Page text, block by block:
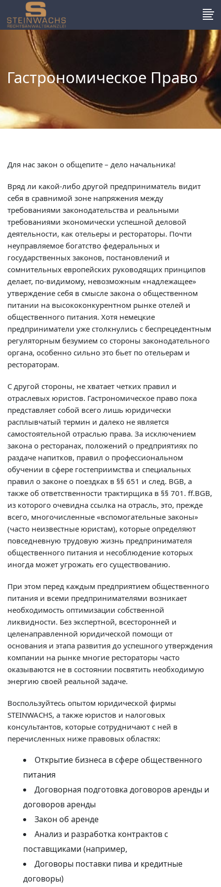
Гастрономическое Право
Для нас закон о общепите – дело начальника!
Вряд ли какой-либо другой предприниматель видит
себя в сравнимой зоне напряжения между
требованиями законодательства и реальными
требованиями экономически успешной деловой
деятельности, как отельеры и рестораторы. Почти
неуправляемое богатство федеральных и
государственных законов, постановлений и
сомнительных европейских руководящих принципов
делает, по-видимому, невозможным «надлежащее»
утверждение себя в смысле закона о общественном
питании на высококонкурентном рынке отелей и
общественного питания. Хотя немецкие
предприниматели уже столкнулись с беспрецедентным
регуляторным безумием со стороны законодательного
органа, особенно сильно это бьет по отельерам и
рестораторам.
С другой стороны, не хватает четких правил и
отраслевых юристов. Гастрономическое право пока
представляет собой всего лишь юридически
расплывчатый термин и далеко не является
самостоятельной отраслью права. За исключением
закона о ресторанах, положений о предприятиях по
раздаче напитков, правил о профессиональном
обучении в сфере гостеприимства и специальных
правил о законе о поездках в §§ 651 и след. BGB, а
также об ответственности трактирщика в §§ 701. ff.BGB,
из которого очевидна ссылка на отрасль, это, прежде
всего, многочисленные «вспомогательные законы»
(часто неизвестные юристам), которые определяют
повседневную трудовую жизнь предпринимателя
общественного питания и несоблюдение которых
иногда может угрожать его существованию.
При этом перед каждым предприятием общественного
питания и всеми предпринимателями возникает
необходимость оптимизации собственной
ликвидности. Без экспертной, всесторонней и
целенаправленной юридической помощи от
основания и этапа развития до успешного утверждения
компании на рынке многие рестораторы часто
оказываются не в состоянии посвятить необходимую
энергию своей реальной задаче.
Воспользуйтесь опытом юридической фирмы
STEINWACHS, а также юристов и налоговых
консультантов, которые сотрудничают с ней в
перечисленных ниже правовых областях:
Открытие бизнеса в сфере общественного
питания
Договорная подготовка договоров аренды и
договоров аренды
Закон об аренде
Анализ и разработка контрактов с
поставщиками (например,
Договоры поставки пива и кредитные
договоры)